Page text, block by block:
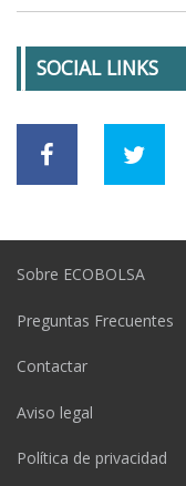
SOCIAL LINKS
Sobre ECOBOLSA
Preguntas Frecuentes
Contactar
Aviso legal
Política de privacidad